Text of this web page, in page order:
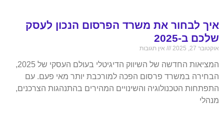
איך לבחור את משרד הפרסום הנכון לעסק
שלכם ב-2025
אוקטובר 27, 2025 אין תגובות
המציאות החדשה של השיווק הדיגיטלי בעולם העסקי של 2025,
הבחירה במשרד פרסום הפכה למורכבת יותר מאי פעם. עם
התפתחות הטכנולוגיה והשינויים המהירים בהתנהגות הצרכנים,
מנהלי